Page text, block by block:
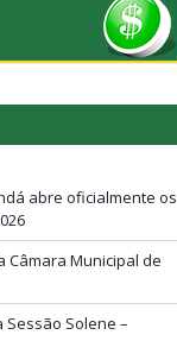
abre oficialmente os
Câmara Municipal de
Sessão Solene –